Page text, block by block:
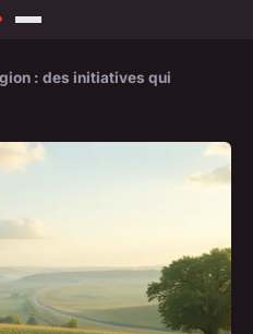
: des initiatives qui